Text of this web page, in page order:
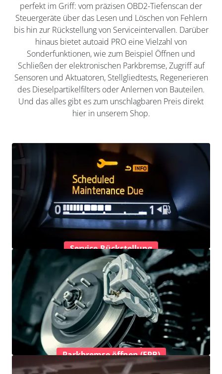
perfekt im Griff: vom präzisen OBD2-Tiefenscan der
Steuergeräte über das Lesen und Löschen von Fehlern
bis hin zur Rückstellung von Serviceintervallen. Darüber
hinaus bietet autoaid PRO eine Vielzahl von
Sonderfunktionen, wie zum Beispiel Öffnen und
Schließen der elektronischen Parkbremse, Zugriff auf
Sensoren und Aktuatoren, Stellgliedtests, Regenerieren
des Dieselpartikelfilters oder Anlernen von Bauteilen.
Und das alles gibt es zum unschlagbaren Preis direkt
hier in unserem Shop.
Service-Rückstellung
Parkbremse öffnen (EPB)